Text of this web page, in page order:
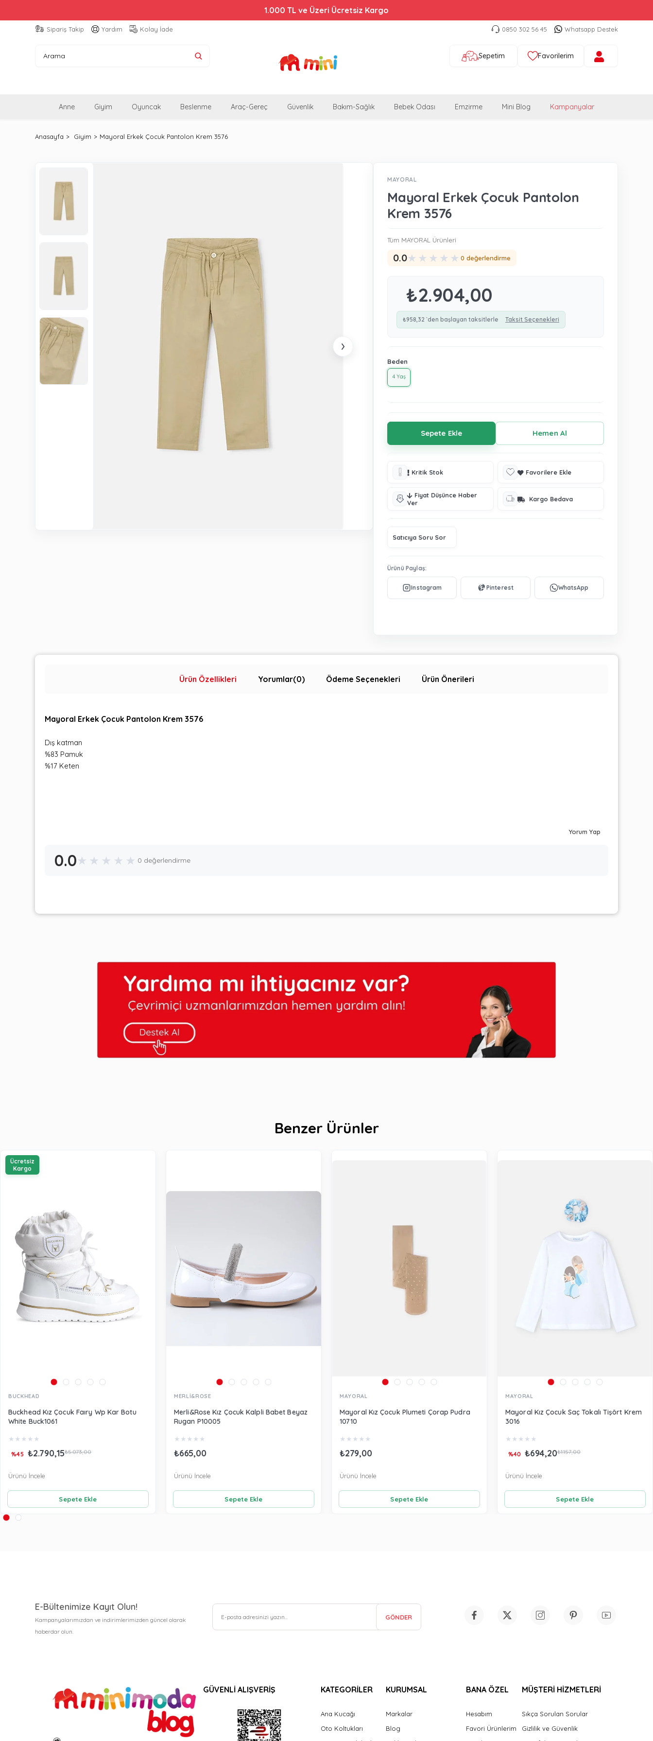
1.000 TL ve Üzeri Ücretsiz Kargo
Sipariş Takip Yardım Kolay İade 0850 302 56 45 Whatsapp Destek
Sepetim Favorilerim
Anne Giyim Oyuncak Beslenme Araç-Gereç Güvenlik Bakım-Sağlık Bebek Odası Emzirme Mini Blog Kampanyalar
Anasayfa Giyim Mayoral Erkek Çocuk Pantolon Krem 3576
›
MAYORAL
Mayoral Erkek Çocuk Pantolon
Krem 3576
Tüm MAYORAL Ürünleri
0.0★ ★ ★ ★ ★ 0 değerlendirme
₺2.904,00
₺958,32 `den başlayan taksitlerle Taksit Seçenekleri
Beden
4 Yaş
Kritik Stok Favorilere Ekle
Fiyat Düşünce Haber
Ver
Kargo Bedava
Satıcıya Soru Sor
Ürünü Paylaş:
Ürün Özellikleri Yorumlar(0) Ödeme Seçenekleri Ürün Önerileri
Mayoral Erkek Çocuk Pantolon Krem 3576
Dış katman
%83 Pamuk
%17 Keten
Yorum Yap
0.0★ ★ ★ ★ ★ 0 değerlendirme
Benzer Ürünler
BUCKHEAD
Buckhead Kız Çocuk Faıry Wp Kar Botu
White Buck1061
★ ★ ★ ★ ★
₺2.790,15₺5.073,00
%45
Sepete Ekle
Ürünü İncele
Ücretsiz
Kargo
MERLİ&ROSE
Merli&Rose Kız Çocuk Kalpli Babet Beyaz
Rugan P10005
★ ★ ★ ★ ★
₺665,00
Sepete Ekle
Ürünü İncele
MAYORAL
Mayoral Kız Çocuk Plumeti Çorap Pudra
10710
★ ★ ★ ★ ★
₺279,00
Sepete Ekle
Ürünü İncele
MAYORAL
Mayoral Kız Çocuk Saç Tokalı Tişört Krem
3016
★ ★ ★ ★ ★
₺694,20₺1.157,00
%40
Sepete Ekle
Ürünü İncele
E-Bültenimize Kayıt Olun!
Kampanyalarımızdan ve indirimlerimizden güncel olarak
haberdar olun.
GÖNDER
GÜVENLİ ALIŞVERİŞ KATEGORİLER
Ana Kucağı
Oto Koltukları
KURUMSAL
Markalar
Blog
BANA ÖZEL
Hesabım
Favori Ürünlerim
MÜŞTERİ HİZMETLERİ
Sıkça Sorulan Sorular
Gizlilik ve Güvenlik